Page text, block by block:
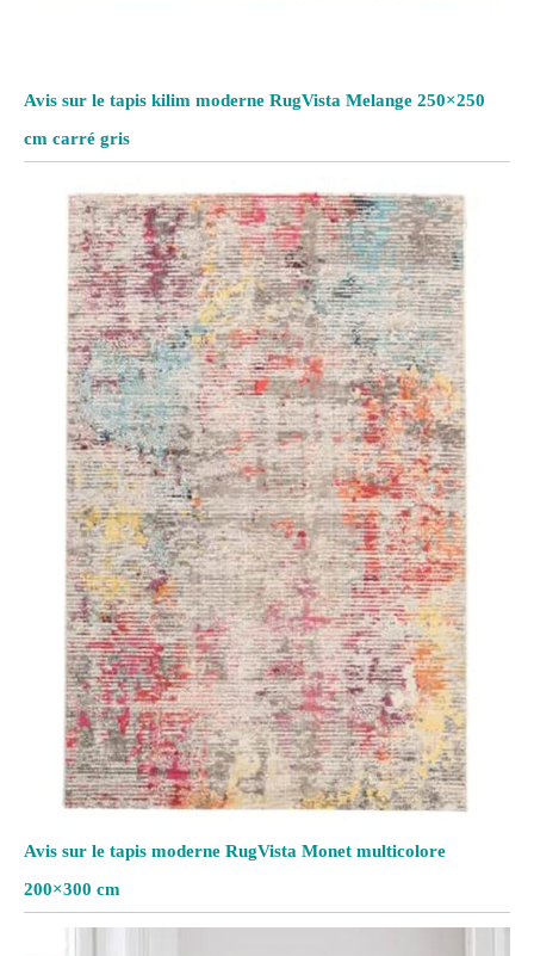
Avis sur le tapis kilim moderne RugVista Melange 250×250
cm carré gris
Avis sur le tapis moderne RugVista Monet multicolore
200×300 cm